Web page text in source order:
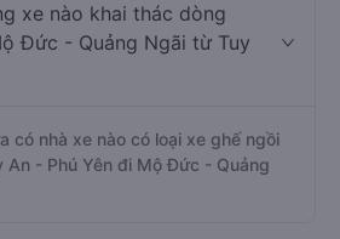
xe nào khai thác dòng
Đức - Quảng Ngãi từ Tuy
có nhà xe nào có loại xe ghế ngồi
An - Phú Yên đi Mộ Đức - Quảng